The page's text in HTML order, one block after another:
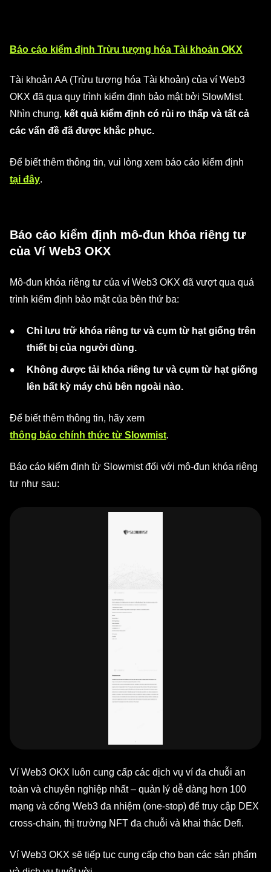
Báo cáo kiểm định Trừu tượng hóa Tài khoản OKX
Tài khoản AA (Trừu tượng hóa Tài khoản) của ví Web3
OKX đã qua quy trình kiểm định bảo mật bởi SlowMist.
Nhìn chung, kết quả kiểm định có rủi ro thấp và tất cả
các vấn đề đã được khắc phục.
Để biết thêm thông tin, vui lòng xem báo cáo kiểm định
tại đây.
Báo cáo kiểm định mô-đun khóa riêng tư
của Ví Web3 OKX
Mô-đun khóa riêng tư của ví Web3 OKX đã vượt qua quá
trình kiểm định bảo mật của bên thứ ba:
Chỉ lưu trữ khóa riêng tư và cụm từ hạt giống trên
thiết bị của người dùng.
Không được tải khóa riêng tư và cụm từ hạt giống
lên bất kỳ máy chủ bên ngoài nào.
Để biết thêm thông tin, hãy xem
thông báo chính thức từ Slowmist.
Báo cáo kiểm định từ Slowmist đối với mô-đun khóa riêng
tư như sau:
Ví Web3 OKX luôn cung cấp các dịch vụ ví đa chuỗi an
toàn và chuyên nghiệp nhất – quản lý dễ dàng hơn 100
mạng và cổng Web3 đa nhiệm (one-stop) để truy cập DEX
cross-chain, thị trường NFT đa chuỗi và khai thác Defi.
Ví Web3 OKX sẽ tiếp tục cung cấp cho bạn các sản phẩm